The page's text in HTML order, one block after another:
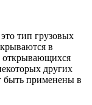
тип грузовых
в
открывающихся
других
быть применены в